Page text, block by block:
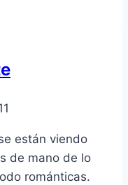
están viendo
de mano de lo
románticas.